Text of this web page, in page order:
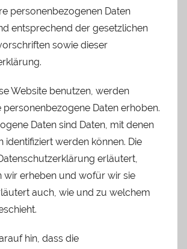
personenbezogenen Daten
entsprechend der gesetzlichen
sowie dieser
Website benutzen, werden
personenbezogene Daten erhoben.
Daten sind Daten, mit denen
identifiziert werden können. Die
erläutert,
wir erheben und wofür wir sie
auch, wie und zu welchem
hin, dass die